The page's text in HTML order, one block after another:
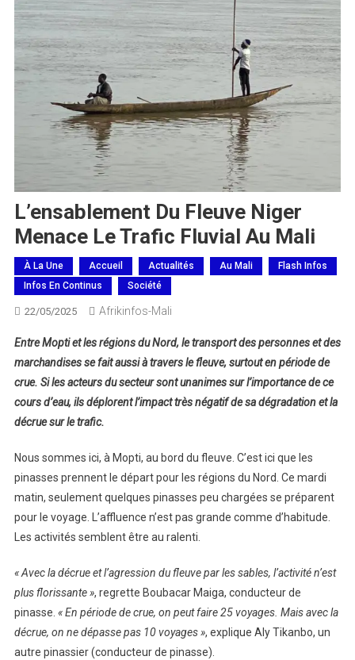
L’ensablement Du Fleuve Niger
Menace Le Trafic Fluvial Au Mali
À La Une Accueil Actualités Au Mali
Flash Infos
Infos En Continus
Société
22/05/2025 Afrikinfos-Mali
Entre Mopti et les régions du Nord, le transport des personnes et des
marchandises se fait aussi à travers le fleuve, surtout en période de
crue. Si les acteurs du secteur sont unanimes sur l’importance de ce
cours d’eau, ils déplorent l’impact très négatif de sa dégradation et la
décrue sur le trafic.
Nous sommes ici, à Mopti, au bord du fleuve. C’est ici que les
pinasses prennent le départ pour les régions du Nord. Ce mardi
matin, seulement quelques pinasses peu chargées se préparent
pour le voyage. L’affluence n’est pas grande comme d’habitude.
Les activités semblent être au ralenti.
« Avec la décrue et l’agression du fleuve par les sables, l’activité n’est
plus florissante », regrette Boubacar Maiga, conducteur de
pinasse. « En période de crue, on peut faire 25 voyages. Mais avec la
décrue, on ne dépasse pas 10 voyages », explique Aly Tikanbo, un
autre pinassier (conducteur de pinasse).